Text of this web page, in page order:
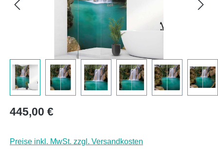
Regulärer Preis:
445,00 €
Preise inkl. MwSt. zzgl. Versandkosten